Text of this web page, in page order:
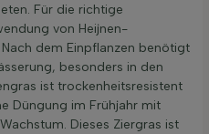
Für die richtige
von Heijnen-
dem Einpflanzen benötigt
besonders in den
ist trockenheitsresistent
Düngung im Frühjahr mit
Dieses Ziergras ist